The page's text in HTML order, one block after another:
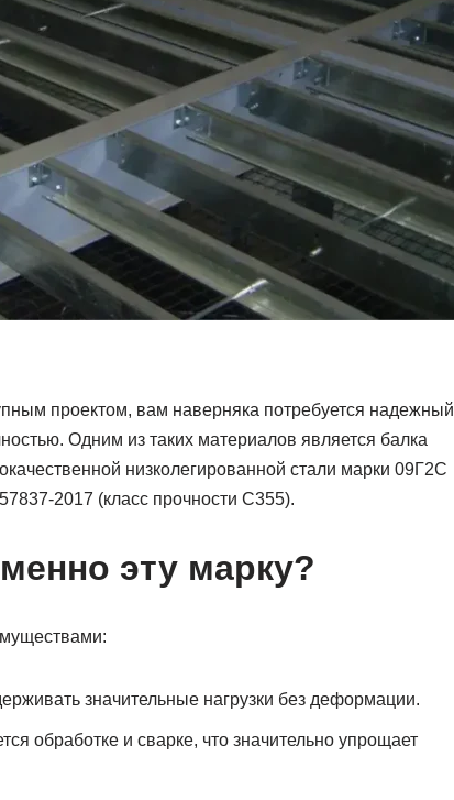
проектом, вам наверняка потребуется надежный
Одним из таких материалов является балка
низколегированной стали марки 09Г2С
2017 (класс прочности С355).
эту марку?
значительные нагрузки без деформации.
обработке и сварке, что значительно упрощает